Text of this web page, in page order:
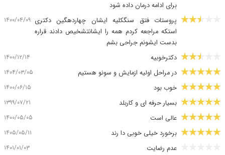
برای ادامه درمان داده شود
پروستات فتق سنگکلیه ایشان چهاردهگین دکتری
استکه مراجعه کردم همه را ایشانتشخیص دادند قراره
بدست ایشونم جراحی بشم
۱۴۰۰/۰۴/۰۹
دکترخوبیه ۱۴۰۰/۱۲/۱۴
در مراحل اولیه ازمایش و سونو هستیم ۱۴۰۴/۰۳/۰۵
خوب بود ۱۴۰۰/۰۶/۱۵
بسیار حرفه ای و کاربلد ۱۳۹۹/۰۷/۲۱
عالی است ۱۴۰۰/۰۵/۰۵
برخورد خیلی خوبی دا رند ۱۴۰۵/۰۵/۱۱
عدم رضایت ۱۴۰۱/۰۱/۰۳